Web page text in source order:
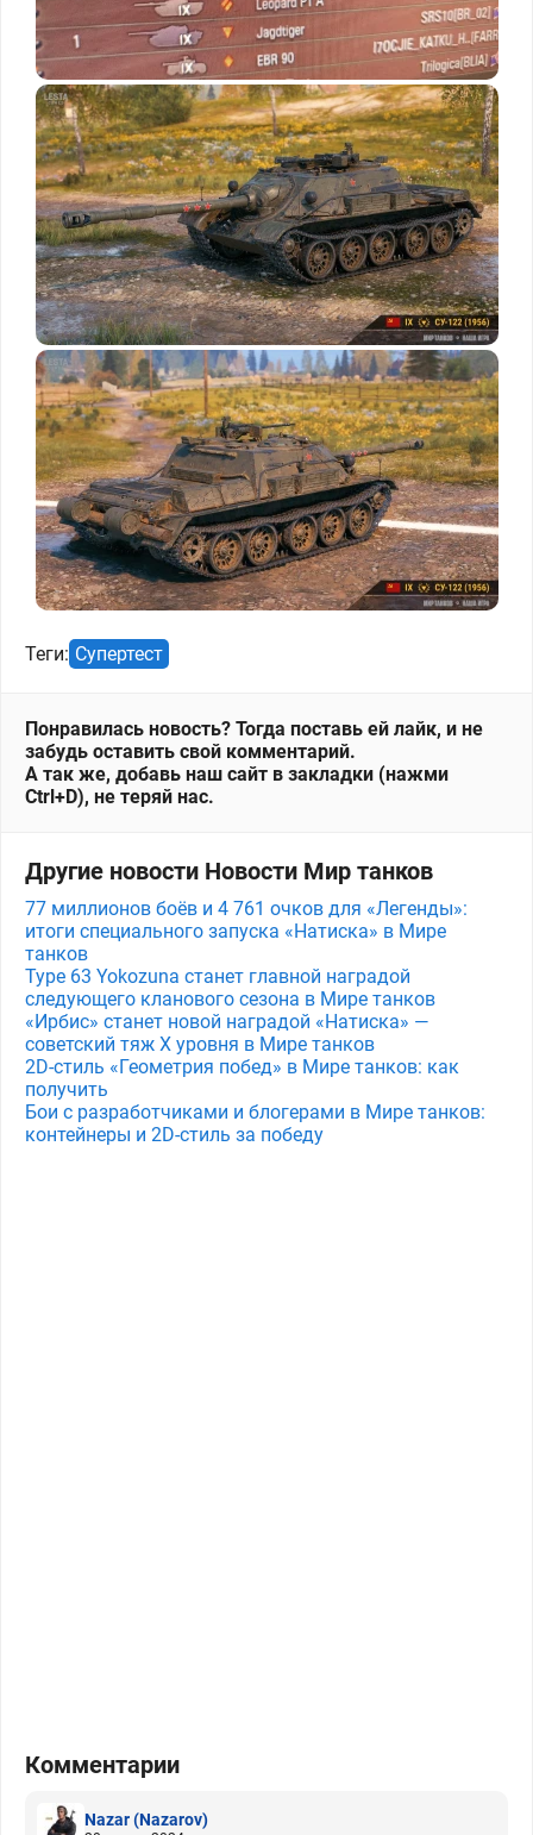
Теги: Супертест
Понравилась новость? Тогда поставь ей лайк, и не
забудь оставить свой комментарий.
А так же, добавь наш сайт в закладки (нажми
Ctrl+D), не теряй нас.
Другие новости Новости Мир танков
77 миллионов боёв и 4 761 очков для «Легенды»:
итоги специального запуска «Натиска» в Мире
танков
Type 63 Yokozuna станет главной наградой
следующего кланового сезона в Мире танков
«Ирбис» станет новой наградой «Натиска» —
советский тяж X уровня в Мире танков
2D-стиль «Геометрия побед» в Мире танков: как
получить
Бои с разработчиками и блогерами в Мире танков:
контейнеры и 2D-стиль за победу
Комментарии
Nazar(Nazarov)